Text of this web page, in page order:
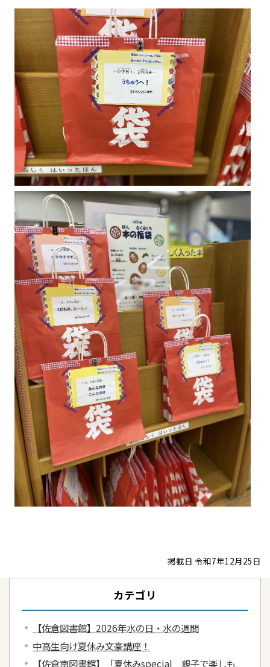
掲載日 令和7年12月25日
カテゴリ
【佐倉図書館】2026年水の日・水の週間
中高生向け夏休み文豪講座！
【佐倉南図書館】「夏休みspecial 親子で楽しも